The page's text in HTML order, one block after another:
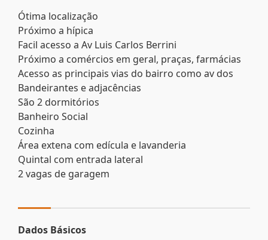
Ótima localização
Próximo a hípica
Facil acesso a Av Luis Carlos Berrini
Próximo a comércios em geral, praças, farmácias
Acesso as principais vias do bairro como av dos
Bandeirantes e adjacências
São 2 dormitórios
Banheiro Social
Cozinha
Área extena com edícula e lavanderia
Quintal com entrada lateral
2 vagas de garagem
Dados Básicos